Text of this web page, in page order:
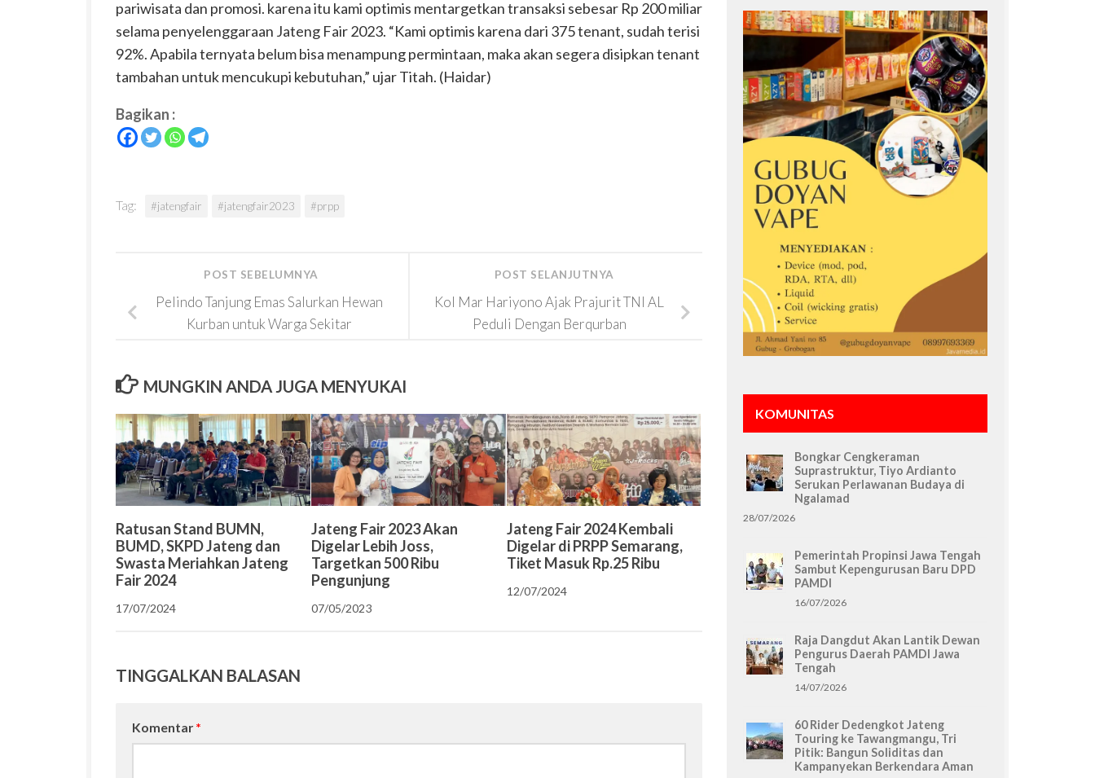
pariwisata dan promosi. karena itu kami optimis mentargetkan transaksi sebesar Rp 200 miliar
selama penyelenggaraan Jateng Fair 2023. “Kami optimis karena dari 375 tenant, sudah terisi
92%. Apabila ternyata belum bisa menampung permintaan, maka akan segera disipkan tenant
tambahan untuk mencukupi kebutuhan,” ujar Titah. (Haidar)
Bagikan :
Tag: #jatengfair #jatengfair2023 #prpp
POST SELANJUTNYA
Kol Mar Hariyono Ajak Prajurit TNI AL
Peduli Dengan Berqurban
POST SEBELUMNYA
Pelindo Tanjung Emas Salurkan Hewan
Kurban untuk Warga Sekitar
MUNGKIN ANDA JUGA MENYUKAI
Ratusan Stand BUMN,
BUMD, SKPD Jateng dan
Swasta Meriahkan Jateng
Fair 2024
17/07/2024
Jateng Fair 2023 Akan
Digelar Lebih Joss,
Targetkan 500 Ribu
Pengunjung
07/05/2023
Jateng Fair 2024 Kembali
Digelar di PRPP Semarang,
Tiket Masuk Rp.25 Ribu
12/07/2024
TINGGALKAN BALASAN
Komentar *
KOMUNITAS
Bongkar Cengkeraman
Suprastruktur, Tiyo Ardianto
Serukan Perlawanan Budaya di
Ngalamad
28/07/2026
Pemerintah Propinsi Jawa Tengah
Sambut Kepengurusan Baru DPD
PAMDI
16/07/2026
Raja Dangdut Akan Lantik Dewan
Pengurus Daerah PAMDI Jawa
Tengah
14/07/2026
60 Rider Dedengkot Jateng
Touring ke Tawangmangu, Tri
Pitik: Bangun Soliditas dan
Kampanyekan Berkendara Aman